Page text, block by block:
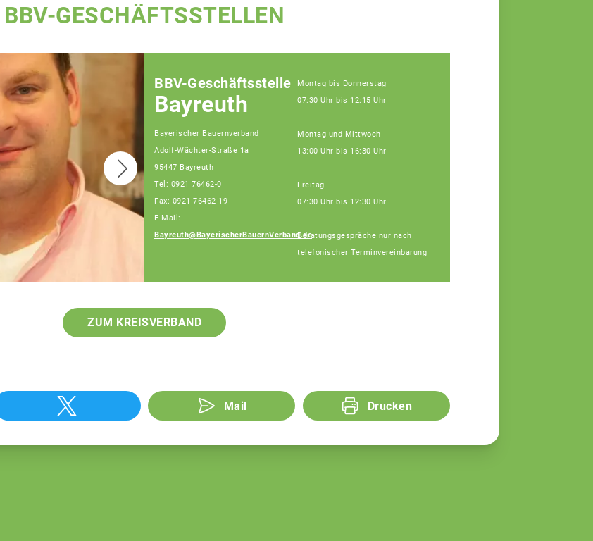
BBV-GESCHÄFTSSTELLEN
BBV-Geschäftsstelle
Bayreuth
Bayerischer Bauernverband
Adolf-Wächter-Straße 1a
95447 Bayreuth
Tel: 0921 76462-0
Fax: 0921 76462-19
E-Mail:
Bayreuth@BayerischerBauernVerband.de
Montag bis Donnerstag
07:30 Uhr bis 12:15 Uhr
Montag und Mittwoch
13:00 Uhr bis 16:30 Uhr
Freitag
07:30 Uhr bis 12:30 Uhr
Beratungsgespräche nur nach
telefonischer Terminvereinbarung
ZUM KREISVERBAND
Mail Drucken